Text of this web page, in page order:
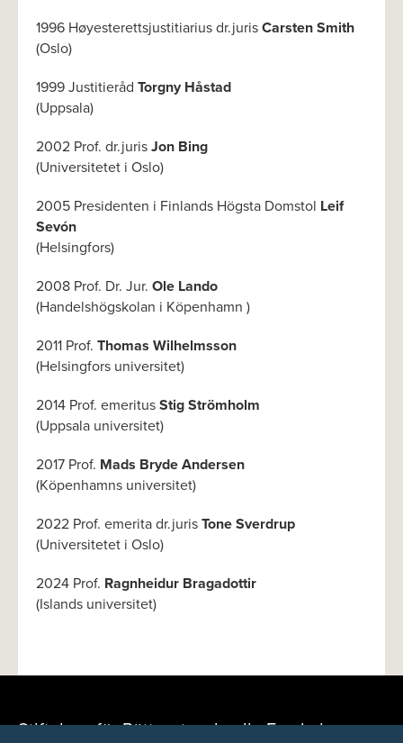
1996 Høyesterettsjustitiarius dr.jurisCarsten Smith
(Oslo)
1999 Justitieråd Torgny Håstad
(Uppsala)
2002 Prof. dr.jurisJon Bing
(Universitetet i Oslo)
2005 Presidenten i Finlands Högsta Domstol Leif
Sevón
(Helsingfors)
2008 Prof. Dr. Jur. Ole Lando
(Handelshögskolan i Köpenhamn )
2011 Prof. Thomas Wilhelmsson
(Helsingfors universitet)
2014 Prof. emeritusStig Strömholm
(Uppsala universitet)
2017 Prof. Mads Bryde Andersen
(Köpenhamns universitet)
2022 Prof. emerita dr.jurisTone Sverdrup
(Universitetet i Oslo)
2024 Prof. Ragnheidur Bragadottir
(Islands universitet)
Stiftelsen för Rättsvetenskaplig Forskning